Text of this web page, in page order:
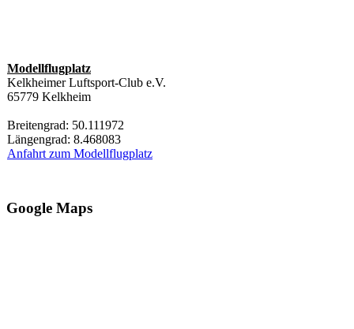
Modellflugplatz
Kelkheimer Luftsport-Club e.V.
65779 Kelkheim
Breitengrad: 50.111972
Längengrad: 8.468083
Anfahrt zum Modellflugplatz
Google Maps